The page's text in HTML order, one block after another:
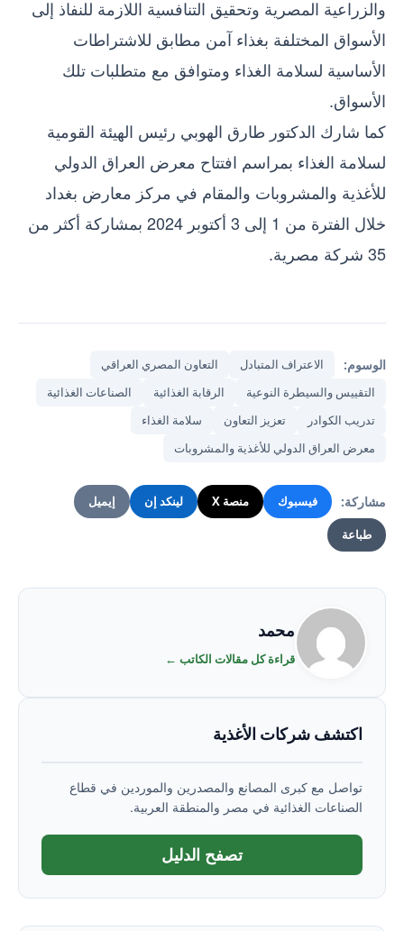
والزراعية المصرية وتحقيق التنافسية اللازمة للنفاذ إلى
الأسواق المختلفة بغذاء آمن مطابق للاشتراطات
الأساسية لسلامة الغذاء ومتوافق مع متطلبات تلك
الأسواق.
كما شارك الدكتور طارق الهوبي رئيس الهيئة القومية
لسلامة الغذاء بمراسم افتتاح معرض العراق الدولي
للأغذية والمشروبات والمقام في مركز معارض بغداد
خلال الفترة من 1 إلى 3 أكتوبر 2024 بمشاركة أكثر من
35 شركة مصرية.
الوسوم: الاعتراف المتبادل
التعاون المصري العراقي
التقييس والسيطرة النوعية
الرقابة الغذائية
الصناعات الغذائية
تدريب الكوادر
تعزيز التعاون
سلامة الغذاء
معرض العراق الدولي للأغذية والمشروبات
مشاركة: فيسبوك منصة X لينكد إن إيميل
طباعة
محمد
قراءة كل مقالات الكاتب ←
اكتشف شركات الأغذية
تواصل مع كبرى المصانع والمصدرين والموردين في قطاع
الصناعات الغذائية في مصر والمنطقة العربية.
تصفح الدليل